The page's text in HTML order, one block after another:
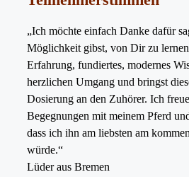
„Ich möchte einfach Danke dafür
Möglichkeit gibst, von Dir zu
Erfahrung, fundiertes, modernes
herzlichen Umgang und bringst
Dosierung an den Zuhörer. Ich
Begegnungen mit meinem Pferd
dass ich ihn am liebsten am
würde.“
Lüder aus Bremen